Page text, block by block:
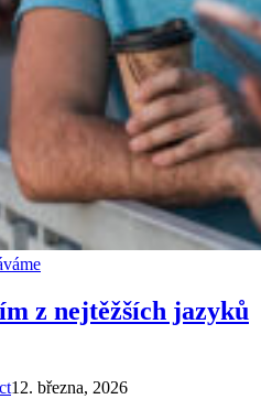
z nejtěžších jazyků
12. března, 2026